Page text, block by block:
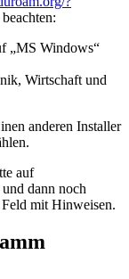
„MS Windows“
Wirtschaft und
anderen Installer
auf
dann noch
Feld mit Hinweisen.